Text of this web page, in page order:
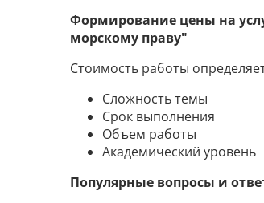
Формирование цены на
морскому праву"
Стоимость работы
Сложность темы
Срок выполнения
Объем работы
Академический уровень
Популярные вопросы и